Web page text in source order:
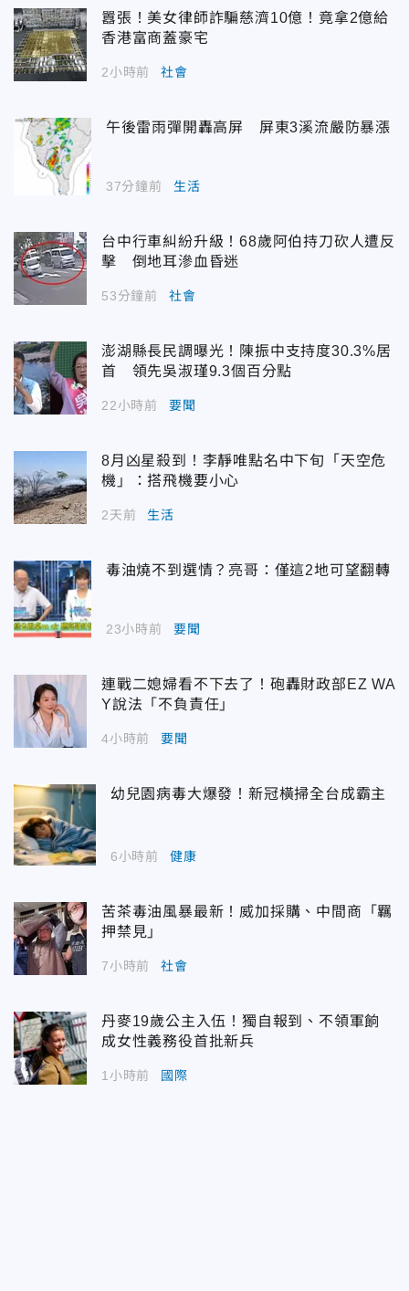
囂張！美女律師詐騙慈濟10億！竟拿2億給
香港富商蓋豪宅
2小時前 社會
午後雷雨彈開轟高屏 屏東3溪流嚴防暴漲
37分鐘前 生活
台中行車糾紛升級！68歲阿伯持刀砍人遭反
擊 倒地耳滲血昏迷
53分鐘前 社會
澎湖縣長民調曝光！陳振中支持度30.3%居
首 領先吳淑瑾9.3個百分點
22小時前 要聞
8月凶星殺到！李靜唯點名中下旬「天空危
機」：搭飛機要小心
2天前 生活
毒油燒不到選情？亮哥：僅這2地可望翻轉
23小時前 要聞
連戰二媳婦看不下去了！砲轟財政部EZ WA
Y說法「不負責任」
4小時前 要聞
幼兒園病毒大爆發！新冠橫掃全台成霸主
6小時前 健康
苦茶毒油風暴最新！威加採購、中間商「羈
押禁見」
7小時前 社會
丹麥19歲公主入伍！獨自報到、不領軍餉
成女性義務役首批新兵
1小時前 國際